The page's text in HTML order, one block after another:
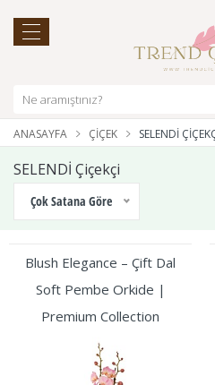
ANASAYFA ÇIÇEK SELENDİ
SELENDİ Çiçekçi
Çok Satana Göre
Blush Elegance – Çift Dal
Soft Pembe Orkide |
Premium Collection